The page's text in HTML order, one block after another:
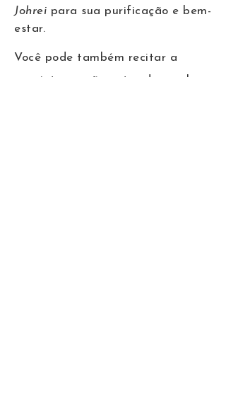
Johrei para sua purificação e bem-
estar.
Você pode também recitar a
seguinte oração antes de receber